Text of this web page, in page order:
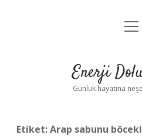
Yasal
Enerji
Günlük hayatına
Etiket:Arap sabunu